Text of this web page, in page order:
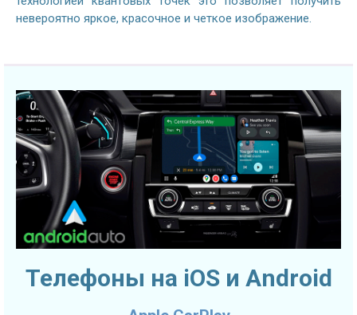
невероятно яркое, красочное и четкое изображение.
Телефоны на iOS и Android